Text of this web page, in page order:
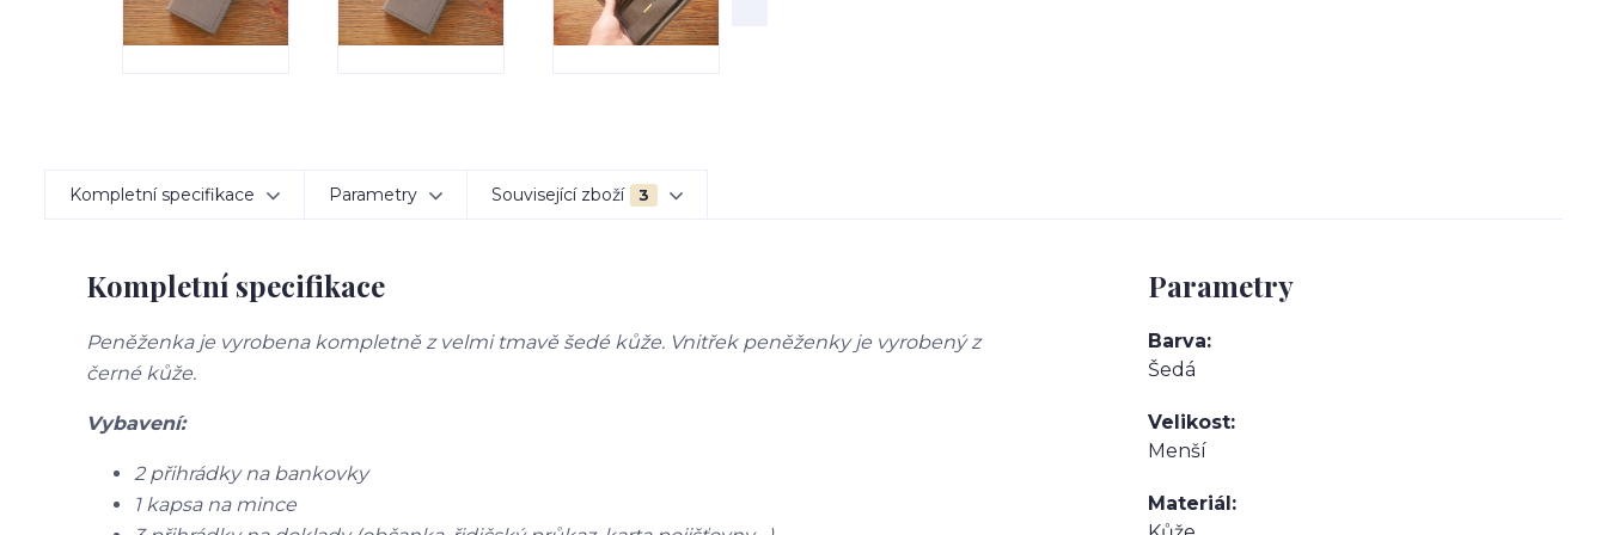
Kompletní specifikace Parametry Související zboží 3
Kompletní specifikace
Peněženka je vyrobena kompletně z velmi tmavě šedé kůže. Vnitřek peněženky je vyrobený z
černé kůže.
Vybavení:
2 přihrádky na bankovky
1 kapsa na mince
Parametry
Barva
Šedá
Velikost
Menší
Materiál